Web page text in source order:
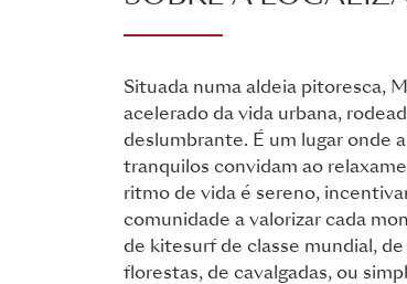
Situada numa aldeia pitoresca,
acelerado da vida urbana,
deslumbrante. É um lugar onde
tranquilos convidam ao
ritmo de vida é sereno,
comunidade a valorizar cada
de kitesurf de classe mundial, de
florestas, de cavalgadas, ou